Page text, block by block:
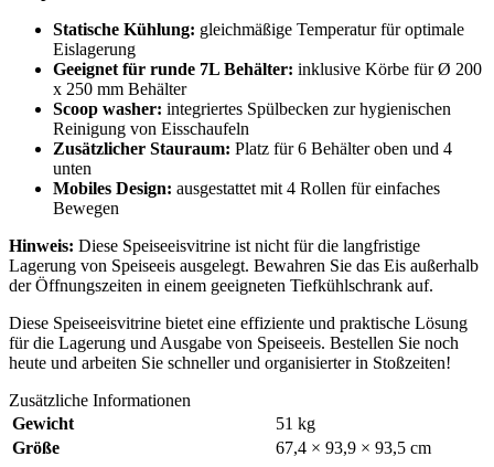
Statische Kühlung: gleichmäßige Temperatur für optimale
Eislagerung
Geeignet für runde 7L Behälter: inklusive Körbe für Ø 200
x 250 mm Behälter
Scoop washer: integriertes Spülbecken zur hygienischen
Reinigung von Eisschaufeln
Zusätzlicher Stauraum: Platz für 6 Behälter oben und 4
unten
Mobiles Design: ausgestattet mit 4 Rollen für einfaches
Bewegen
Hinweis: Diese Speiseeisvitrine ist nicht für die langfristige
Lagerung von Speiseeis ausgelegt. Bewahren Sie das Eis außerhalb
der Öffnungszeiten in einem geeigneten Tiefkühlschrank auf.
Diese Speiseeisvitrine bietet eine effiziente und praktische Lösung
für die Lagerung und Ausgabe von Speiseeis. Bestellen Sie noch
heute und arbeiten Sie schneller und organisierter in Stoßzeiten!
Zusätzliche Informationen
Gewicht
51 kg
Größe
67,4 × 93,9 × 93,5 cm